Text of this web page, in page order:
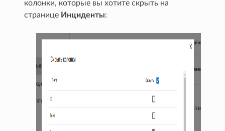
колонки, которые вы хотите скрыть на
странице Инциденты: